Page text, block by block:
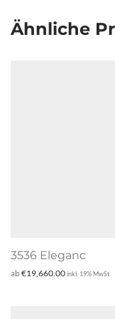
Ähnliche
3536 Eleganc
ab€19,660.00inkl. 19% MwSt.